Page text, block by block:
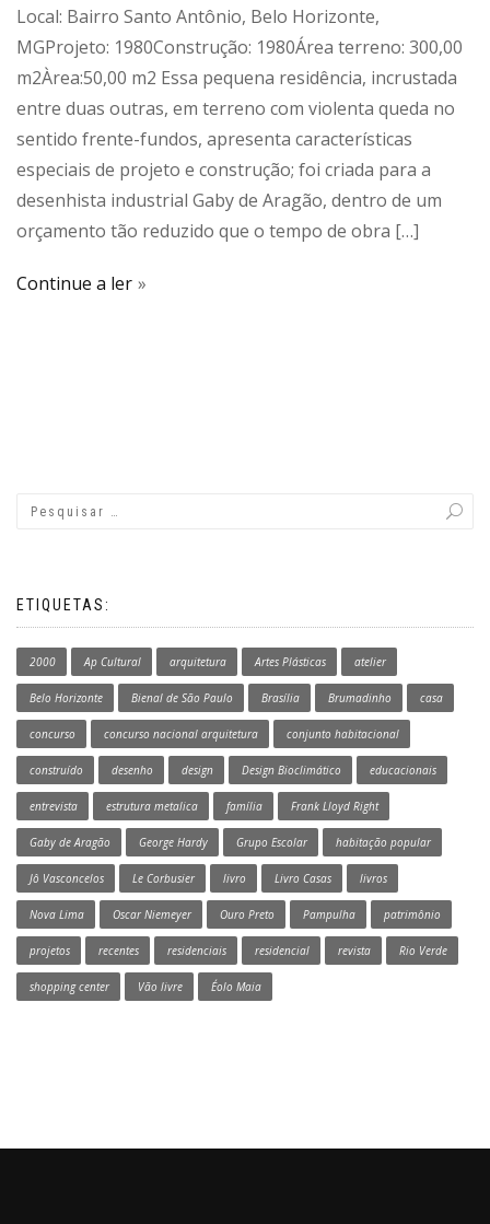
Local: Bairro Santo Antônio, Belo Horizonte,
MGProjeto: 1980Construção: 1980Área terreno: 300,00
m2Àrea:50,00 m2 Essa pequena residência, incrustada
entre duas outras, em terreno com violenta queda no
sentido frente-fundos, apresenta características
especiais de projeto e construção; foi criada para a
desenhista industrial Gaby de Aragão, dentro de um
orçamento tão reduzido que o tempo de obra […]
Continue a ler
ETIQUETAS:
2000 Ap Cultural arquitetura Artes Plásticas atelier
Belo Horizonte Bienal de São Paulo Brasília Brumadinho casa
concurso concurso nacional arquitetura conjunto habitacional
construído desenho design Design Bioclimático educacionais
entrevista estrutura metalica família Frank Lloyd Right
Gaby de Aragão George Hardy Grupo Escolar habitação popular
Jô Vasconcelos Le Corbusier livro Livro Casas livros
Nova Lima Oscar Niemeyer Ouro Preto Pampulha patrimônio
projetos recentes residenciais residencial revista Rio Verde
shopping center Vão livre Éolo Maia